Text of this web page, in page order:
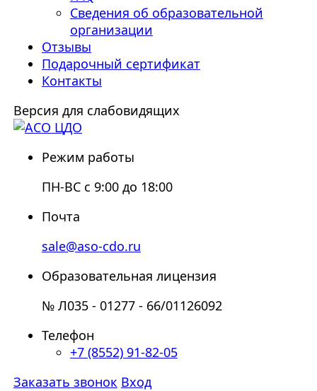
Сведения об образовательной
организации
Отзывы
Подарочный сертификат
Контакты
Версия для слабовидящих
Режим работы
ПН-ВС с 9:00 до 18:00
Почта
sale@aso-cdo.ru
Образовательная лицензия
№ Л035 - 01277 - 66/01126092
Телефон
+7 (8552) 91-82-05
Заказать звонок Вход